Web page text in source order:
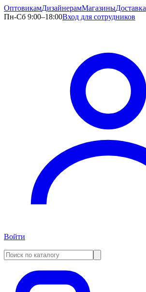
ОптовикамДизайнерамМагазиныДоставка
Пн-Сб 9:00–18:00Вход для сотрудников
Войти